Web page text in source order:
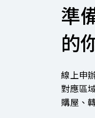
準
的
線上申
對應區
購屋、